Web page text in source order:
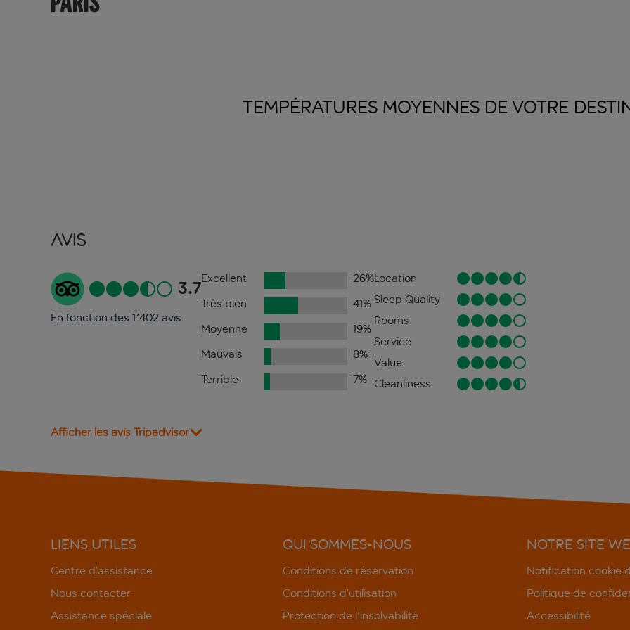
TEMPÉRATURES MOYENNES DE VOTRE
Avis
3.7
En fonction des 1'402 avis
Excellent 26%
Très bien
41%
Moyenne
19%
Mauvais
8%
Terrible
7%
Location
Sleep Quality
Rooms
Service
Value
Cleanliness
Afficher les avis Tripadvisor
LIENS UTILES
Centre d’assistance
Nous contacter
Assistance spéciale
QUI SOMMES-NOUS
Conditions de réservation
Conditions d’utilisation
Protection de l'insolvabilité
NOTRE SITE
Notification cookie
Politique de
Accessibilité